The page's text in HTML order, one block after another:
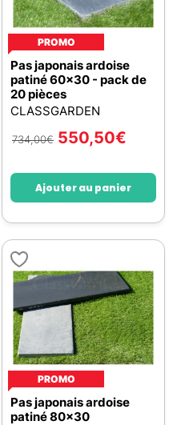
PROMO
Pas japonais ardoise
patiné 60x30 - pack de
20 pièces
CLASSGARDEN
734,00€ 550,50€
Ajouter au panier
PROMO
Pas japonais ardoise
patiné 80x30